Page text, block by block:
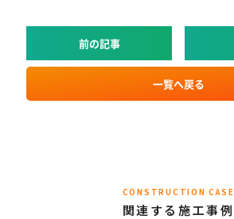
前の記事
一覧へ戻る
CONSTRUCTION CASE
関連する施工事例